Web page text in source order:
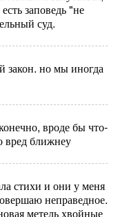
заповедь "не
суд.
закон. но мы иногда
вроде бы что-
вред ближнеу
стихи и они у меня
неправедное.
метель хвойные